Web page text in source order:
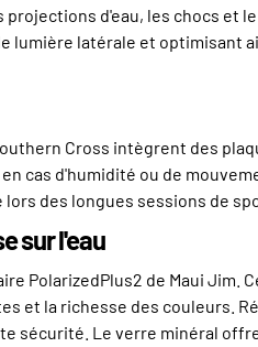
d'eau, les chocs et
latérale et optimisant
Cross intègrent des
cas d'humidité ou de
des longues sessions de
sur l'eau
PolarizedPlus2 de Maui
et la richesse des couleurs.
sécurité. Le verre minéral